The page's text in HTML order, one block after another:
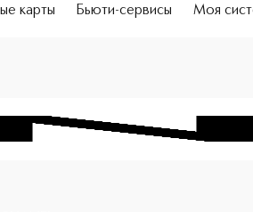
карты Бьюти-сервисы Моя